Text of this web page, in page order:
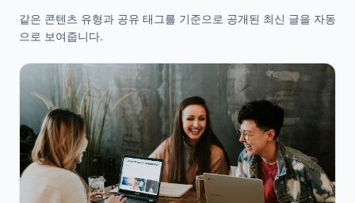
같은 콘텐츠 유형과 공유 태그를 기준으로 공개된 최신 글을 자동
으로 보여줍니다.